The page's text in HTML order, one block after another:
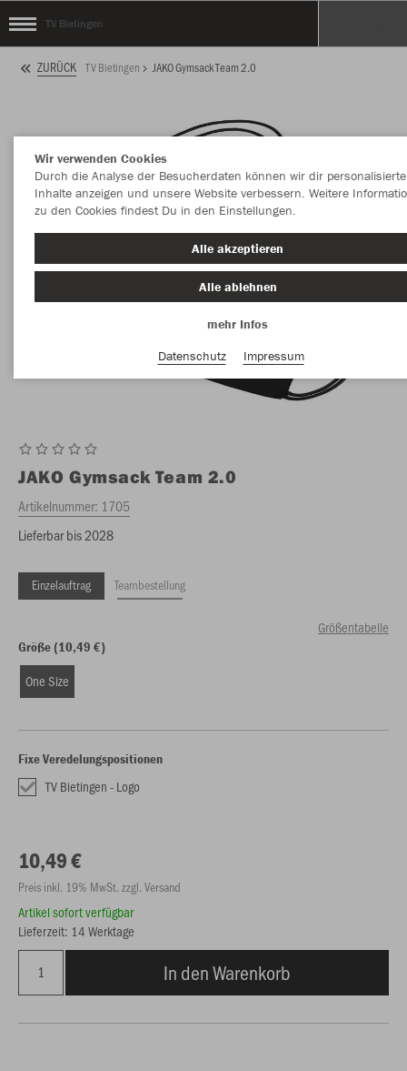
TV Bietingen
ZURÜCK TV Bietingen JAKO Gymsack Team 2.0
JAKO Gymsack Team 2.0
Artikelnummer: 1705
Lieferbar bis 2028
Einzelauftrag Teambestellung
Größentabelle
Größe (10,49 €)
One Size
Fixe Veredelungspositionen
TV Bietingen - Logo
10,49 €
Preis inkl. 19% MwSt. zzgl. Versand
Artikel sofort verfügbar
Lieferzeit: 14 Werktage
In den Warenkorb
Wir verwenden Cookies
Durch die Analyse der Besucherdaten können wir dir personalisierte
Inhalte anzeigen und unsere Website verbessern. Weitere
zu den Cookies findest Du in den Einstellungen.
Alle akzeptieren
Alle ablehnen
mehr Infos
Datenschutz
Impressum